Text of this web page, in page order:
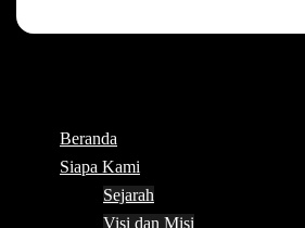
Beranda
Siapa Kami
Sejarah
Visi dan Misi